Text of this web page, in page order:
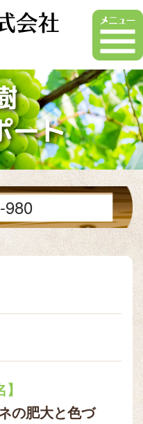
980
の肥大と色づ